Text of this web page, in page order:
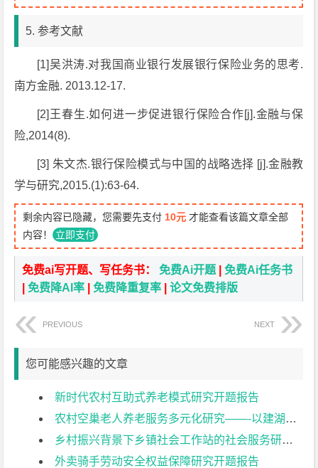
5. 参考文献
[1]吴洪涛.对我国商业银行发展银行保险业务的思考.
南方金融. 2013.12-17.
[2]王春生.如何进一步促进银行保险合作[j].金融与保
险,2014(8).
[3] 朱文杰.银行保险模式与中国的战略选择 [j].金融教
学与研究,2015.(1):63-64.
剩余内容已隐藏，您需要先支付 10元 才能查看该篇文章全部
内容！ 立即支付
免费ai写开题、写任务书：免费Ai开题 |免费Ai任务书
|免费降AI率 |免费降重复率 |论文免费排版
PREVIOUS NEXT
您可能感兴趣的文章
新时代农村互助式养老模式研究开题报告
农村空巢老人养老服务多元化研究——-以建湖县桥东村为例开题报告
乡村振兴背景下乡镇社会工作站的社会服务研究开题报告
外卖骑手劳动安全权益保障研究开题报告